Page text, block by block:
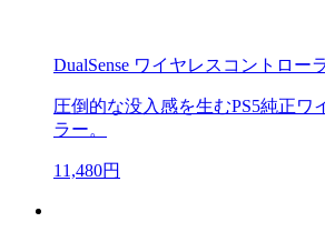
DualSense ワイヤレスコントロー
圧倒的な没入感を生むPS5純正ワ
ラー。
11,480円